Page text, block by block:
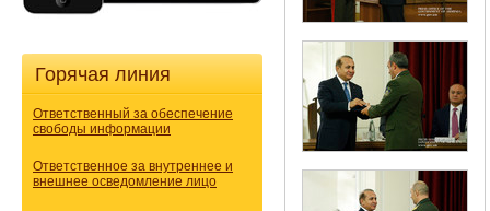
Горячая линия
Ответственный за обеспечение
свободы информации
Ответственное за внутреннее и
внешнее осведомление лицо